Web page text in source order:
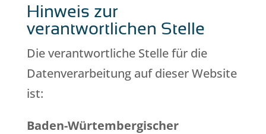
Hinweis zur
verantwortlichen Stelle
Die verantwortliche Stelle für die
Datenverarbeitung auf dieser Website
ist:
Baden-Würtembergischer